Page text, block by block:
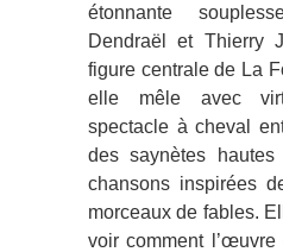
étonnante
Dendraël et Thierry
figure centrale de La
elle mêle avec
spectacle à cheval
des saynètes
chansons inspirées
morceaux de fables.
voir comment